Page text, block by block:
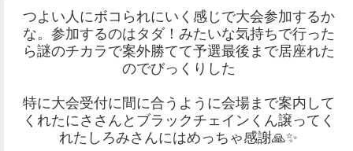
つよい人にボコられにいく感じで大会参加するか
な。参加するのはタダ！みたいな気持ちで行った
ら謎のチカラで案外勝てて予選最後まで居座れた
のでびっくりした
特に大会受付に間に合うように会場まで案内して
くれたにささんとブラックチェインくん譲ってく
れたしろみさんにはめっちゃ感謝🙏✨